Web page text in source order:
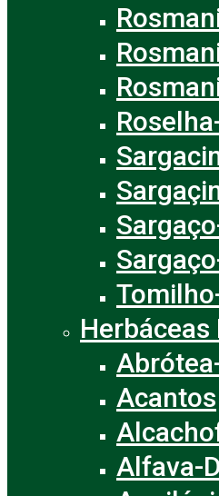
Herbáceas
Acantos
Alfava-